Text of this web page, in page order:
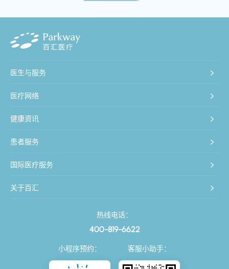
医生与服务
医疗网络
健康资讯
患者服务
国际医疗服务
关于百汇
热线电话：
400-819-6622
小程序预约： 客服小助手：